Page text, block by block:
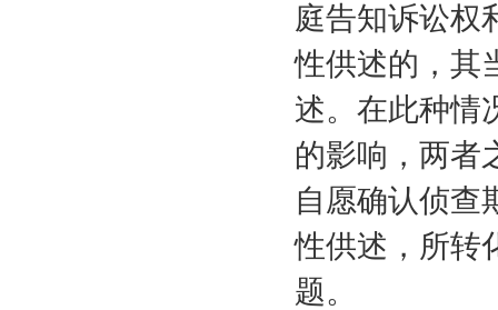
庭告知诉讼权
性供述的，其
述。在此种情
的影响，两者
自愿确认侦查
性供述，所转
题。